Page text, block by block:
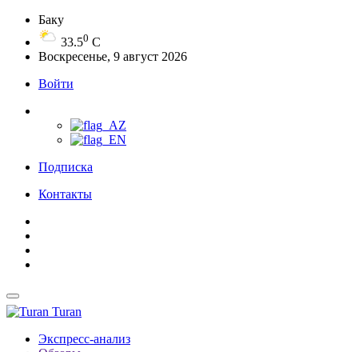
Баку
33.50 C
Воскресенье, 9 август 2026
Войти
Подписка
Контакты
Turan
Экспресс-анализ